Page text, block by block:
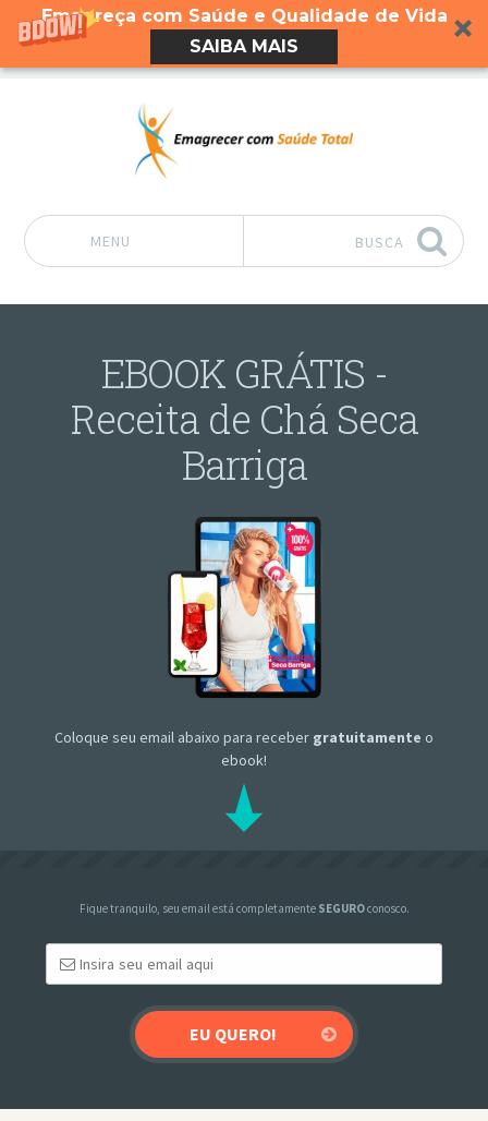
Emagreça com Saúde e Qualidade de Vida
SAIBA MAIS
MENU BUSCA
EBOOK GRÁTIS -
Receita de Chá Seca
Barriga
Coloque seu email abaixo para receber gratuitamente o
ebook!
Fique tranquilo, seu email está completamente SEGUROconosco.